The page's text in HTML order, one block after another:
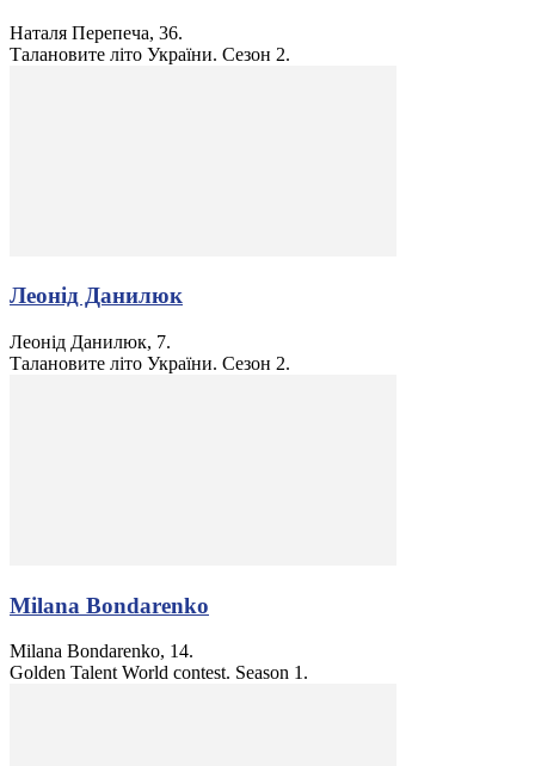
Наталя Перепеча, 36.
Талановите літо України. Сезон 2.
Леонід Данилюк
Леонід Данилюк, 7.
Талановите літо України. Сезон 2.
Milana Bondarenko
Milana Bondarenko, 14.
Golden Talent World contest. Season 1.